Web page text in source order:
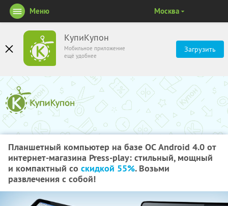
КупиКупон
Мобильное приложение
ещё удобнее
Загрузить
Меню Москва
Планшетный компьютер на базе ОС Android 4.0 от
интернет-магазина Press-play: стильный, мощный
и компактный со скидкой 55%. Возьми
развлечения с собой!